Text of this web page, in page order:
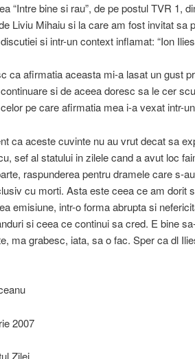
“Intre bine si rau”, de pe postul TVR 1,
Liviu Mihaiu si la care am fost invitat sa
si intr-un context inflamat: “Ion
ca afirmatia aceasta mi-a lasat un gust
si de aceea doresc sa le cer
pe care afirmatia mea i-a vexat intr-
ca aceste cuvinte nu au vrut decat sa
sef al statului in zilele cand a avut loc
raspunderea pentru dramele care s-
cu morti. Asta este ceea ce am dorit
emisiune, intr-o forma abrupta si
si ceea ce continui sa cred. E bine
ma grabesc, iata, sa o fac. Sper ca dl
2007
Zilei